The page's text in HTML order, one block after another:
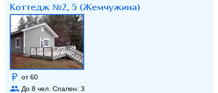
Коттедж №2, 5 (Жемчужина)
от 60
До 8 чел. Спален: 3